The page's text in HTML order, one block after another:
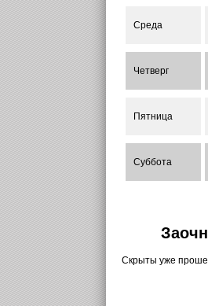
Среда
Четверг
Пятница
Суббота
Скрыты уже